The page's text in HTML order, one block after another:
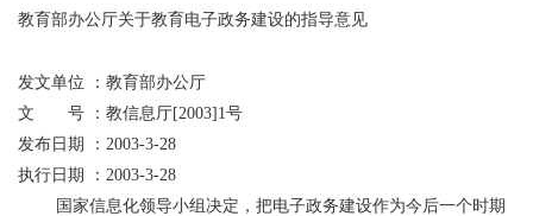
教育部办公厅关于教育电子政务建设的指导意见
发文单位 ：教育部办公厅
文 号 ：教信息厅[2003]1号
发布日期 ：2003-3-28
执行日期 ：2003-3-28
国家信息化领导小组决定，把电子政务建设作为今后一个时期